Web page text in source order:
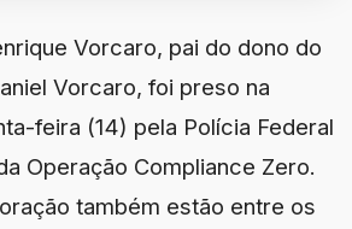
Vorcaro, pai do dono do
Vorcaro, foi preso na
feira (14) pela Polícia Federal
Operação Compliance Zero.
também estão entre os